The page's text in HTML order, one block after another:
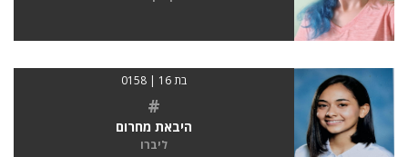
בת 16 | 0158
#
היבאת מחרום
ליברו